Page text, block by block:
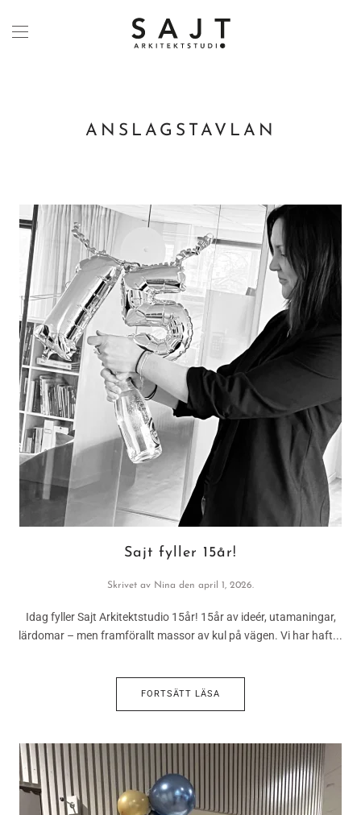
Skip to main content
ANSLAGSTAVLAN
Sajt fyller 15år!
Skrivet av Nina den april 1, 2026.
Idag fyller Sajt Arkitektstudio 15år! 15år av ideér, utamaningar,
lärdomar – men framförallt massor av kul på vägen. Vi har haft...
FORTSÄTT LÄSA